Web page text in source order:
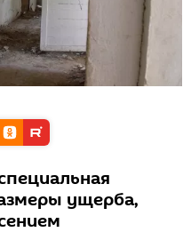
ущерба,